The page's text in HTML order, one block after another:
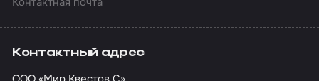
Контактный адрес